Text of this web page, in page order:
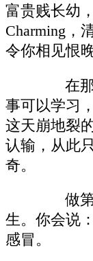
富贵贱长幼
Charming，
令你相见恨
在那
事可以学习
这天崩地裂
认输，从此
奇。
做第
生。你会说
感冒。